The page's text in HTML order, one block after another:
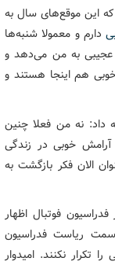
که این موقع‌های سال به
دارم و معمولا شنبه‌ها
عجیبی به من می‌دهد و
هم اینجا هستند و
داد: نه من فعلا چنین
آرامش خوبی در زندگی
الان فکر بازگشت به
فوتبال اظهار
ریاست فدراسیون
تکرار نکنند. امیدوار